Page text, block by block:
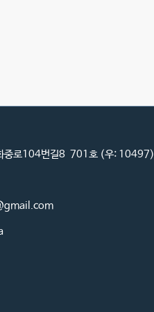
화중로104번길8 701호 (우: 10497)